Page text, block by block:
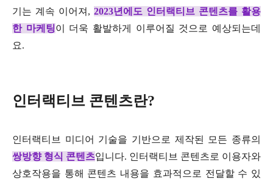
기는 계속 이어져, 2023년에도 인터랙티브 콘텐츠를 활용
한 마케팅이 더욱 활발하게 이루어질 것으로 예상되는데
요.
인터랙티브 콘텐츠란?
인터랙티브 미디어 기술을 기반으로 제작된 모든 종류의
쌍방향 형식 콘텐츠입니다. 인터랙티브 콘텐츠로 이용자와
상호작용을 통해 콘텐츠 내용을 효과적으로 전달할 수 있